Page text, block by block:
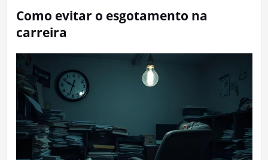
Como evitar o esgotamento na
carreira